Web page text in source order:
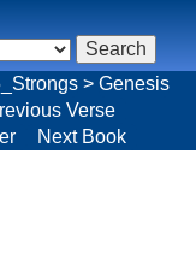
> Genesis
Verse
Next Book